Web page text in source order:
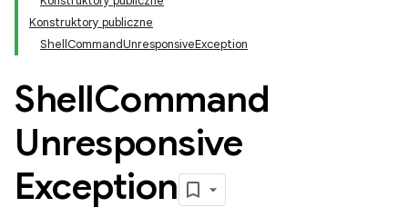
Konstruktory publiczne
ShellCommandUnresponsiveException
ShellCommand
Unresponsive
Exception